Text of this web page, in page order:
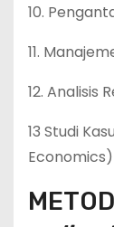
10.
11.
12. Analisis
13 Studi
Economics)